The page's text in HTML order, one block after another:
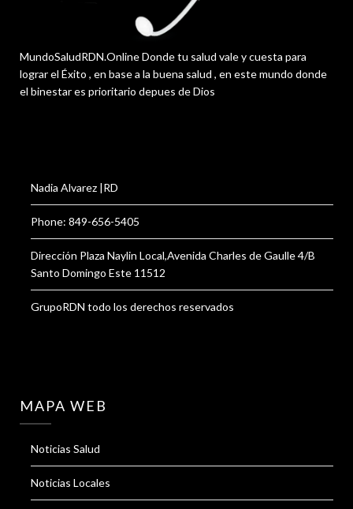
MundoSaludRDN.Online Donde tu salud vale y cuesta para
lograr el Éxito , en base a la buena salud , en este mundo donde
el binestar es prioritario depues de Dios
Nadia Alvarez |RD
Phone: 849-656-5405
Dirección Plaza Naylin Local,Avenida Charles de Gaulle 4/B
Santo Domingo Este 11512
GrupoRDN todo los derechos reservados
MAPA WEB
Noticias Salud
Noticias Locales